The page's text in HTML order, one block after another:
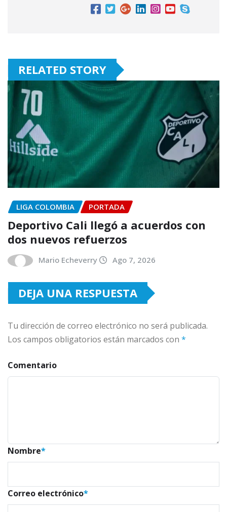
RELATED STORY
LIGA COLOMBIA PORTADA
Deportivo Cali llegó a acuerdos con
dos nuevos refuerzos
Mario Echeverry Ago 7, 2026
DEJA UNA RESPUESTA
Tu dirección de correo electrónico no será publicada.
Los campos obligatorios están marcados con *
Comentario
Nombre*
Correo electrónico*